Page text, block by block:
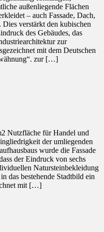
außenliegende Flächen
– auch Fassade, Dach,
Dies verstärkt den kubischen
des Gebäudes, das
zur
mit dem Deutschen
zur […]
Nutzfläche für Handel und
der umliegenden
wurde die Fassade
der Eindruck von sechs
Natursteinbekleidung
das bestehende Stadtbild ein
mit […]